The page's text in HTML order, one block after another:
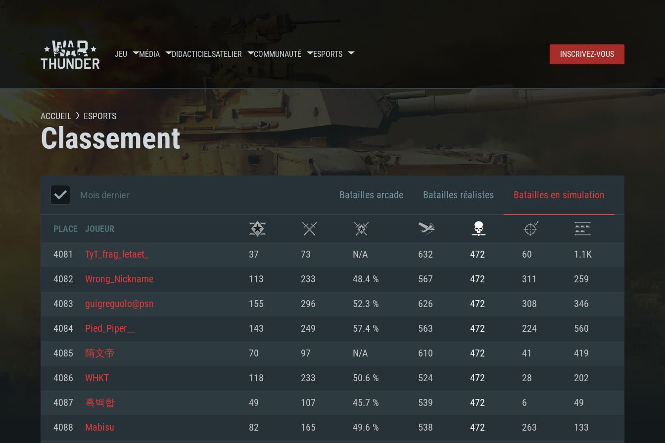
JEU MÉDIA DIDACTICIELSATELIER COMMUNAUTÉ ESPORTS INSCRIVEZ-VOUS
CONFIGURATION SYSTÈME REQUISE
ACCUEIL ESPORTS
Classement
Mois dernier Batailles arcade Batailles réalistes Batailles en simulation
PLACE JOUEUR
4081 TyT_frag_letaet_ 37 73 N/A 632 472 60 1.1K
4082 Wrong_Nickname 113 233 48.4 % 567 472 311 259
4083 guigreguolo@psn 155 296 52.3 % 626 472 308 346
4084 Pied_Piper__ 143 249 57.4 % 563 472 224 560
4085 隋文帝 70 97 N/A 610 472 41 419
4086 WHKT 118 233 50.6 % 524 472 28 202
4087 흑백합 49 107 45.7 % 539 472 6 49
4088 Mabisu 82 165 49.6 % 538 472 263 133